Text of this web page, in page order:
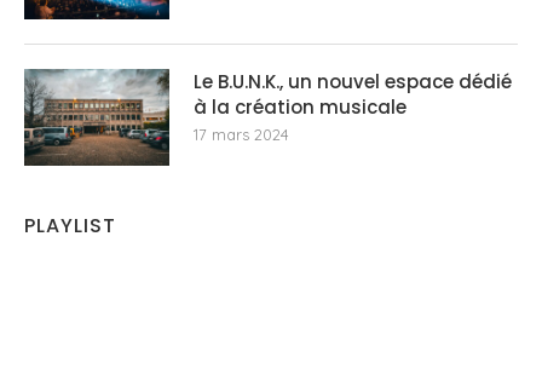
Le B.U.N.K., un nouvel espace dédié
à la création musicale
17 mars 2024
PLAYLIST